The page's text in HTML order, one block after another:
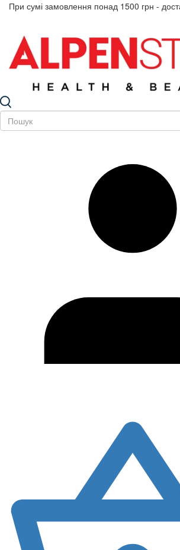
При сумі замовлення понад 1500 грн -